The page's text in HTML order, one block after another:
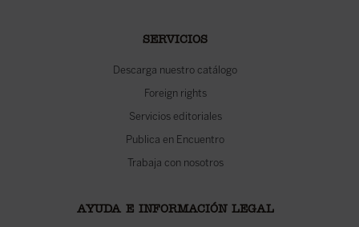
SERVICIOS
Descarga nuestro catálogo
Foreign rights
Servicios editoriales
Publica en Encuentro
Trabaja con nosotros
AYUDA E INFORMACIÓN LEGAL